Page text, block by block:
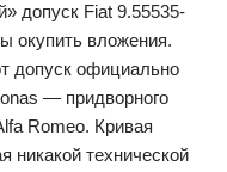
допуск Fiat ­9.55535-
окупить вложения.
допуск официально
— придворного
Romeo. Кривая
никакой технической